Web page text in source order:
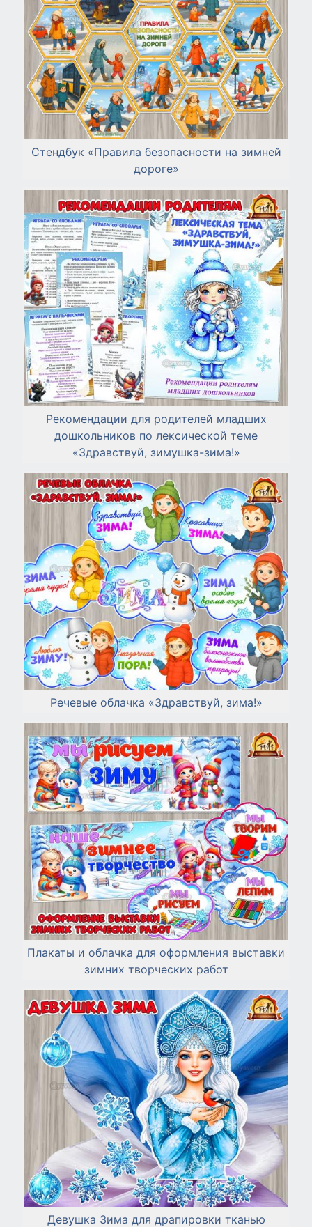
Стендбук «Правила безопасности на зимней
дороге»
Рекомендации для родителей младших
дошкольников по лексической теме
«Здравствуй, зимушка-зима!»
Речевые облачка «Здравствуй, зима!»
Плакаты и облачка для оформления выставки
зимних творческих работ
Девушка Зима для драпировки тканью